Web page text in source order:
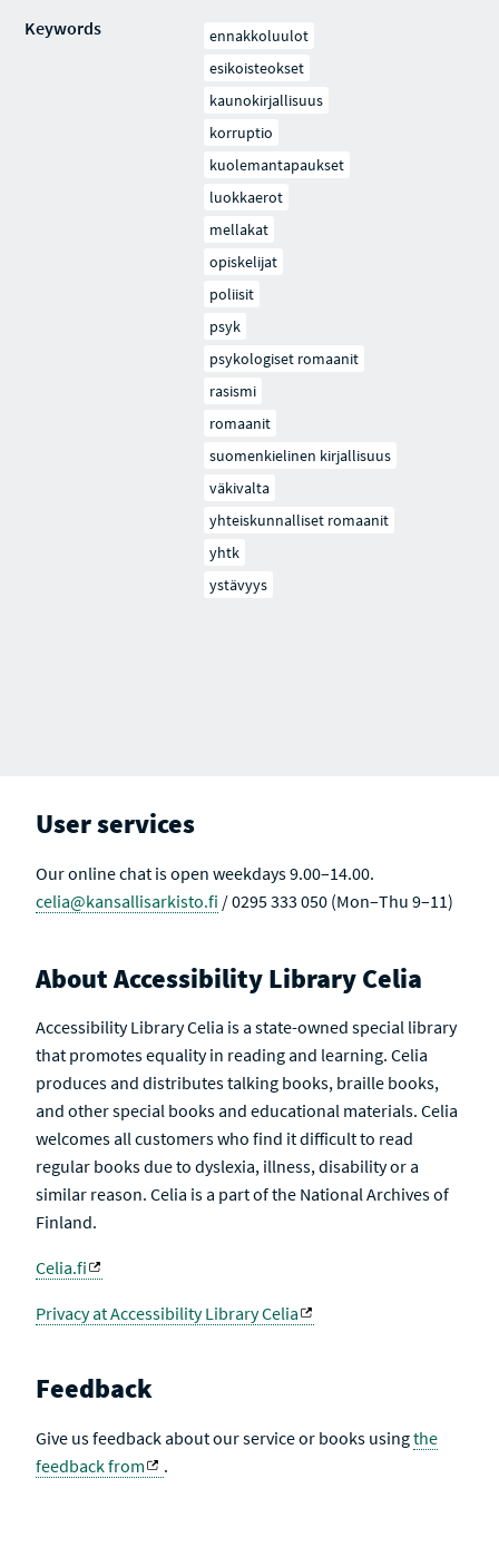
Keywords
ennakkoluulot
esikoisteokset
kaunokirjallisuus
korruptio
kuolemantapaukset
luokkaerot
mellakat
opiskelijat
poliisit
psyk
psykologiset romaanit
rasismi
romaanit
suomenkielinen kirjallisuus
väkivalta
yhteiskunnalliset romaanit
yhtk
ystävyys
User services
Our online chat is open weekdays 9.00–14.00.
celia@kansallisarkisto.fi / 0295 333 050 (Mon–Thu 9–11)
About Accessibility Library Celia
Accessibility Library Celia is a state-owned special library
that promotes equality in reading and learning. Celia
produces and distributes talking books, braille books,
and other special books and educational materials. Celia
welcomes all customers who find it difficult to read
regular books due to dyslexia, illness, disability or a
similar reason. Celia is a part of the National Archives of
Finland.
Celia.fi
Privacy at Accessibility Library Celia
Feedback
Give us feedback about our service or books usingthe
feedback from
.